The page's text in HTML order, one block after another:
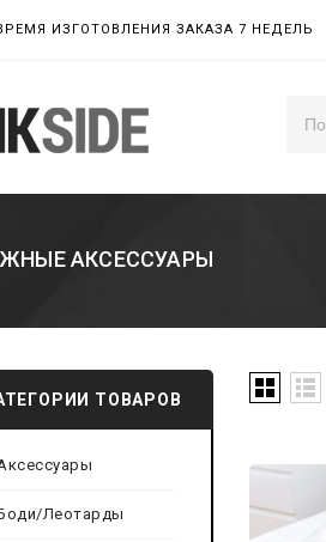
ИЗГОТОВЛЕНИЯ ЗАКАЗА 7 НЕДЕЛЬ
АКСЕССУАРЫ
ТОВАРОВ
Леотарды